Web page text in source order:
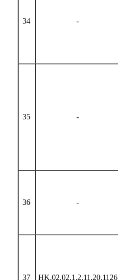
34 -
35 -
36 -
37 HK.02.02.1.2.11.20.1126